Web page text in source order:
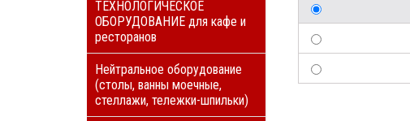
ТЕХНОЛОГИЧЕСКОЕ
ОБОРУДОВАНИЕ для кафе и
ресторанов
Нейтральное оборудование
(столы, ванны моечные,
стеллажи, тележки-шпильки)